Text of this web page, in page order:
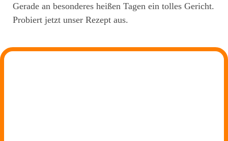
Gerade an besonderes heißen Tagen ein tolles Gericht.
Probiert jetzt unser Rezept aus.